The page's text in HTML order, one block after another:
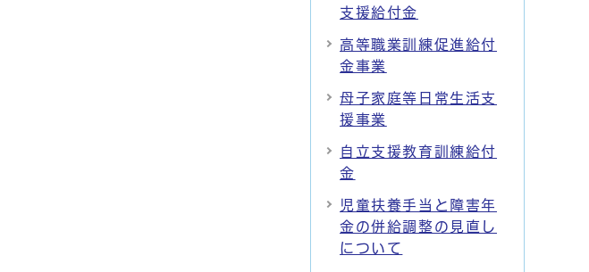
支援給付金
高等職業訓練促進給付
金事業
母子家庭等日常生活支
援事業
自立支援教育訓練給付
金
児童扶養手当と障害年
金の併給調整の見直し
について